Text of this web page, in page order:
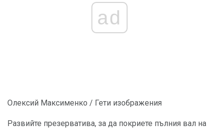
ad
Олексий Максименко / Гети изображения
Развийте презерватива, за да покриете пълния вал на